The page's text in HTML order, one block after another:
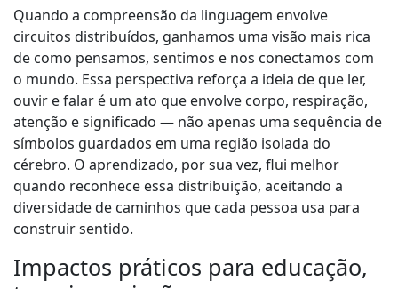
Quando a compreensão da linguagem envolve
circuitos distribuídos, ganhamos uma visão mais rica
de como pensamos, sentimos e nos conectamos com
o mundo. Essa perspectiva reforça a ideia de que ler,
ouvir e falar é um ato que envolve corpo, respiração,
atenção e significado — não apenas uma sequência de
símbolos guardados em uma região isolada do
cérebro. O aprendizado, por sua vez, flui melhor
quando reconhece essa distribuição, aceitando a
diversidade de caminhos que cada pessoa usa para
construir sentido.
Impactos práticos para educação,